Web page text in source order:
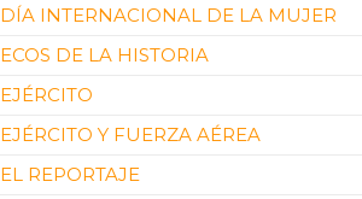
DÍA INTERNACIONAL DE LA MUJER
ECOS DE LA HISTORIA
EJÉRCITO
EJÉRCITO Y FUERZA AÉREA
EL REPORTAJE